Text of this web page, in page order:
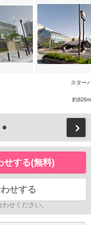
スター
約
せする(無料)
せする
せください。